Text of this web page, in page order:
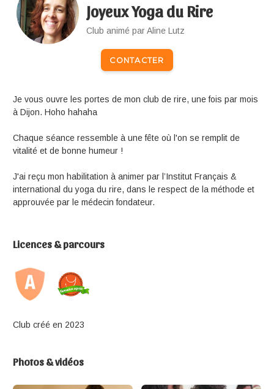
Joyeux Yoga du Rire
Club animé par Aline Lutz
CONTACTER
Je vous ouvre les portes de mon club de rire, une fois par mois
à Dijon. Hoho hahaha
Chaque séance ressemble à une fête où l'on se remplit de
vitalité et de bonne humeur !
J'ai reçu mon habilitation à animer par l’Institut Français &
international du yoga du rire, dans le respect de la méthode et
approuvée par le médecin fondateur.
Licences & parcours
Club créé en 2023
Photos & vidéos